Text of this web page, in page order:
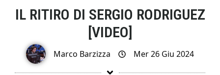
IL RITIRO DI SERGIO RODRIGUEZ
[VIDEO]
Marco Barzizza Mer 26 Giu 2024